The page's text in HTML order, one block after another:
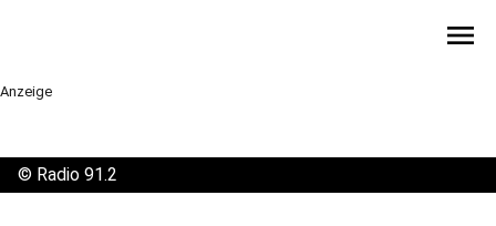
menu
Anzeige
© Radio 91.2